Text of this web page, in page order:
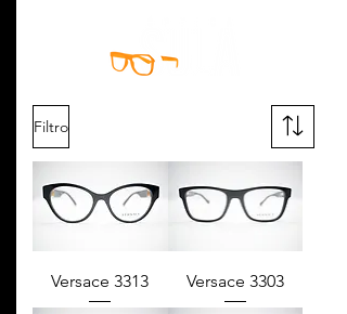
Filtro
Versace 3313 Versace 3303